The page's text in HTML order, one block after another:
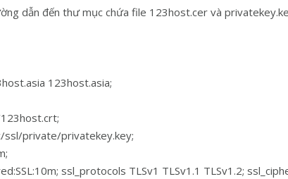
dẫn đến thư mục chứa file 123host.cer và
123host.asia;
ssl/private/privatekey.key;
ssl_protocols TLSv1 TLSv1.1 TLSv1.2;